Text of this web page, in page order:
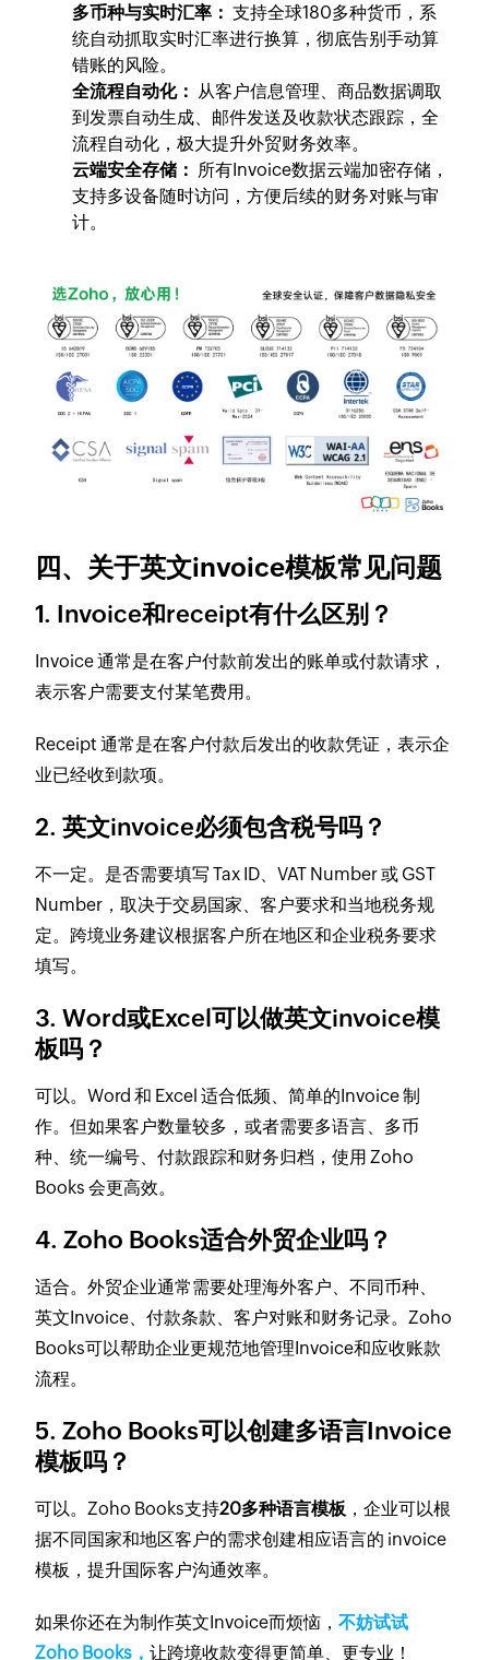
多币种与实时汇率： 支持全球180多种货币，系
统自动抓取实时汇率进行换算，彻底告别手动算
错账的风险。
全流程自动化： 从客户信息管理、商品数据调取
到发票自动生成、邮件发送及收款状态跟踪，全
流程自动化，极大提升外贸财务效率。
云端安全存储： 所有Invoice数据云端加密存储，
支持多设备随时访问，方便后续的财务对账与审
计。
四、关于英文invoice模板常见问题
1. Invoice和receipt有什么区别？
Invoice 通常是在客户付款前发出的账单或付款请求，
表示客户需要支付某笔费用。
Receipt 通常是在客户付款后发出的收款凭证，表示企
业已经收到款项。
2. 英文invoice必须包含税号吗？
不一定。是否需要填写 Tax ID、VAT Number 或 GST
Number，取决于交易国家、客户要求和当地税务规
定。跨境业务建议根据客户所在地区和企业税务要求
填写。
3. Word或Excel可以做英文invoice模
板吗？
可以。Word 和 Excel 适合低频、简单的Invoice 制
作。但如果客户数量较多，或者需要多语言、多币
种、统一编号、付款跟踪和财务归档，使用 Zoho
Books 会更高效。
4. Zoho Books适合外贸企业吗？
适合。外贸企业通常需要处理海外客户、不同币种、
英文Invoice、付款条款、客户对账和财务记录。Zoho
Books可以帮助企业更规范地管理Invoice和应收账款
流程。
5. Zoho Books可以创建多语言Invoice
模板吗？
可以。Zoho Books支持20多种语言模板 ，企业可以根
据不同国家和地区客户的需求创建相应语言的 invoice
模板，提升国际客户沟通效率。
如果你还在为制作英文Invoice而烦恼，不妨试试
Zoho Books，让跨境收款变得更简单、更专业！